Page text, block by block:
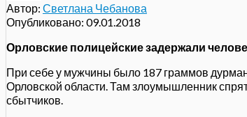
Автор: Светлана Чебанова
Опубликовано: 09.01.2018
Орловские полицейские задержали
При себе у мужчины было 187 граммов
Орловской области. Там злоумышленник
сбытчиков.